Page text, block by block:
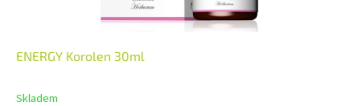
ENERGY Korolen 30ml
Skladem